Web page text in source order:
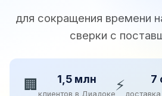
для сокращения времени
сверки с
🏢 1,5 млн
клиентов в Диадоке⚡ 7